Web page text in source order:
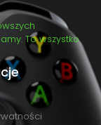
To wszystko